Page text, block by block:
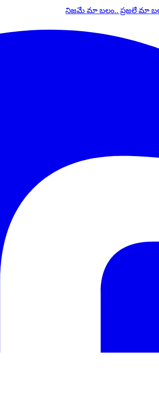
నిజమే మా బలం.. ప్రజలే మా